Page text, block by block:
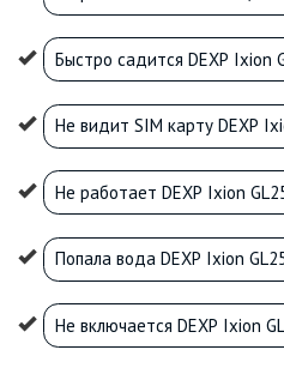
Быстро садится DEXP Ixion
Не видит SIM карту DEXP
Не работает DEXP Ixion
Попала вода DEXP Ixion
Не включается DEXP Ixion